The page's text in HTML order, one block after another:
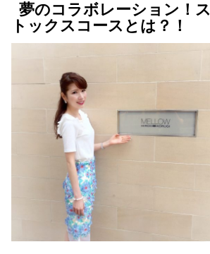
夢のコラボレーション！
トックスコースとは？！